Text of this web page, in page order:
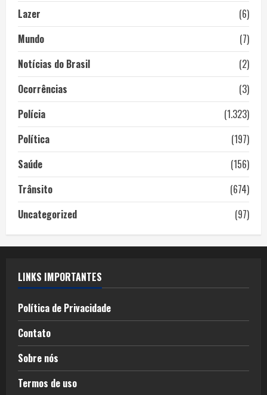
Lazer
(6)
Mundo
(7)
Notícias do Brasil
(2)
Ocorrências
(3)
Polícia
(1.323)
Política
(197)
Saúde
(156)
Trânsito
(674)
Uncategorized
(97)
LINKS IMPORTANTES
Política de Privacidade
Contato
Sobre nós
Termos de uso